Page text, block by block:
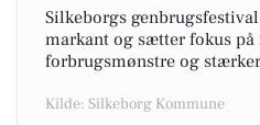
Silkeborgs
markant og sætter fokus
forbrugsmønstre og
Kilde: Silkeborg Kommune